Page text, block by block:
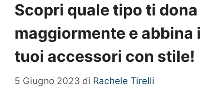
Scopri quale tipo ti dona
maggiormente e abbina i
tuoi accessori con stile!
5 Giugno 2023 di Rachele Tirelli